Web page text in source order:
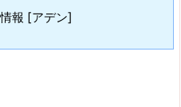
報 [アデン]